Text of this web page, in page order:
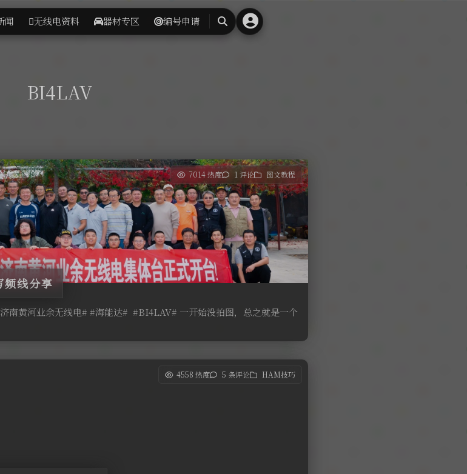
闻 无线电资料 器材专区 编号申请
搜
BI4LAV
7014 热度 1 评论 图文教程
线分享
南黄河业余无线电# #海能达# #BI4LAV# 一开始没拍图，总之就是一个
4558 热度 5 条评论 HAM技巧